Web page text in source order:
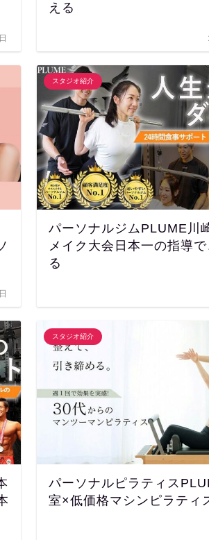
える
スタジオ紹介
パーソナルジムPLUME川
メイク大会日本一の指導
る
スタジオ紹介
パーソナルピラティス
室×低価格マシンピラティ